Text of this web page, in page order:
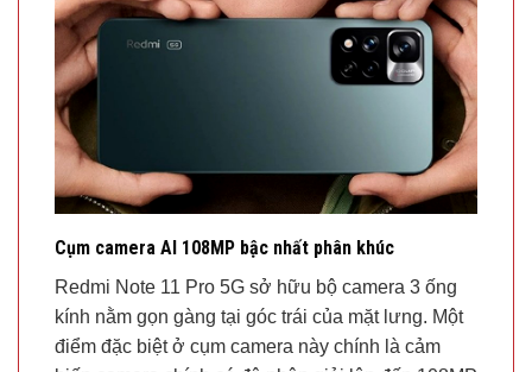
Cụm camera AI 108MP bậc nhất phân khúc
Redmi Note 11 Pro 5G sở hữu bộ camera 3 ống
kính nằm gọn gàng tại góc trái của mặt lưng. Một
điểm đặc biệt ở cụm camera này chính là cảm